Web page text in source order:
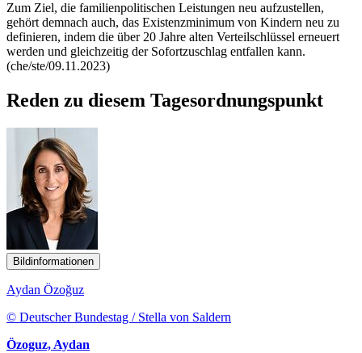
Zum Ziel, die familienpolitischen Leistungen neu aufzustellen,
gehört demnach auch, das Existenzminimum von Kindern neu zu
definieren, indem die über 20 Jahre alten Verteilschlüssel erneuert
werden und gleichzeitig der Sofortzuschlag entfallen kann.
(che/ste/09.11.2023)
Reden zu diesem Tagesordnungspunkt
Bildinformationen
Aydan Özoğuz
© Deutscher Bundestag / Stella von Saldern
Özoguz, Aydan